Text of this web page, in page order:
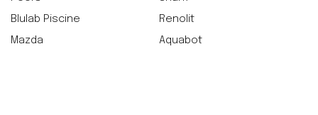
Blulab Piscine
Mazda
Renolit
Aquabot